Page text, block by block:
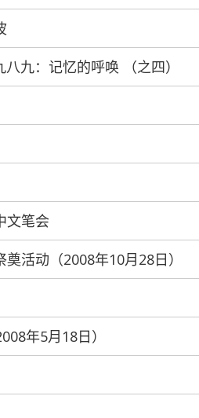
九：记忆的呼唤 （之四）
文笔会
活动（2008年10月28日）
年5月18日）